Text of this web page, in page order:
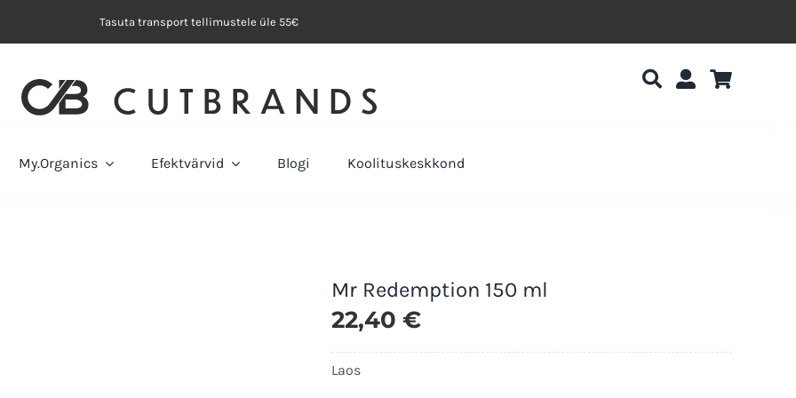
Tasuta transport tellimustele üle 55€
My.Organics Efektvärvid Blogi Koolituskeskkond
Mr Redemption 150 ml
22,40 €
Laos